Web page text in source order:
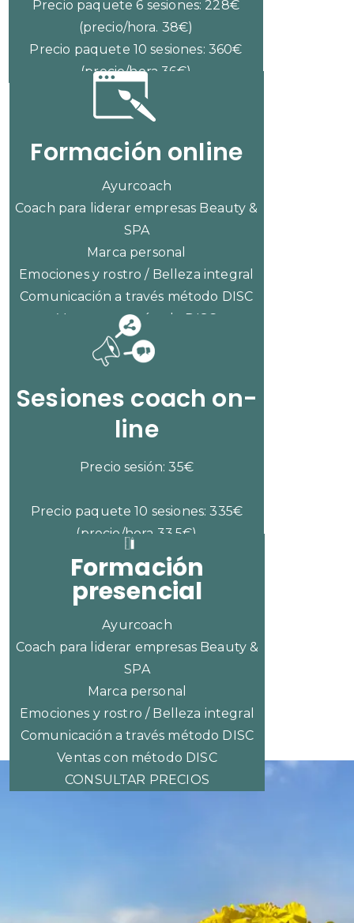
Precio paquete 6 sesiones: 228€
(precio/hora. 38€)
Precio paquete 10 sesiones: 360€
(precio/hora 36€)
Formación online
Ayurcoach
Coach para liderar empresas Beauty &
SPA
Marca personal
Emociones y rostro / Belleza integral
Comunicación a través método DISC
Ventas con método DISC
CONSULTAR PRECIOS
Sesiones coach on-
line
Precio sesión: 35€
Precio paquete 10 sesiones: 335€
(precio/hora 33,5€)
Formación
presencial
Ayurcoach
Coach para liderar empresas Beauty &
SPA
Marca personal
Emociones y rostro / Belleza integral
Comunicación a través método DISC
Ventas con método DISC
CONSULTAR PRECIOS